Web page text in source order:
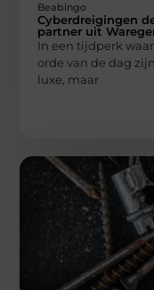
Beabingo
Cyberdreigingen
partner uit
In een tijdperk
orde van de dag
luxe, maar